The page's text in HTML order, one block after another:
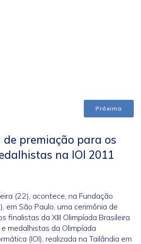
Próxima
de premiação para os
na IOI 2011
(22), acontece, na Fundação
em São Paulo, uma cerimônia de
finalistas da XIII Olimpíada Brasileira
medalhistas da Olimpíada
(IOI), realizada na Tailândia em